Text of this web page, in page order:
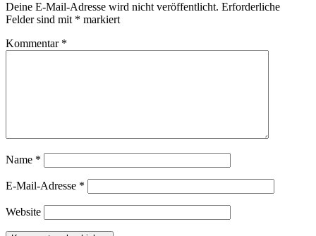
Deine E-Mail-Adresse wird nicht veröffentlicht. Erforderliche
Felder sind mit * markiert
Kommentar *
Name *
E-Mail-Adresse *
Website